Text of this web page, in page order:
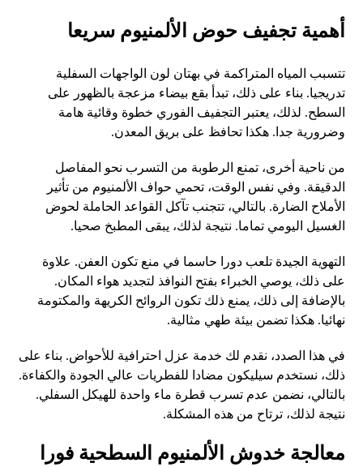
أهمية تجفيف حوض الألمنيوم سريعا
تتسبب المياه المتراكمة في بهتان لون الواجهات السفلية
تدريجيا. بناء على ذلك، تبدأ بقع بيضاء مزعجة بالظهور على
السطح. لذلك، يعتبر التجفيف الفوري خطوة وقائية هامة
وضرورية جدا. هكذا تحافظ على بريق المعدن.
من ناحية أخرى، تمنع الرطوبة من التسرب نحو المفاصل
الدقيقة. وفي نفس الوقت، تحمي حواف الألمنيوم من تأثير
الأملاح الضارة. بالتالي، تتجنب تآكل القواعد الحاملة لحوض
الغسيل اليومي تماما. نتيجة لذلك، يبقى المطبخ صحيا.
التهوية الجيدة تلعب دورا حاسما في منع تكون العفن. علاوة
على ذلك، يوصي الخبراء بفتح النوافذ لتجديد هواء المكان.
بالإضافة إلى ذلك، يمنع ذلك تكون الروائح الكريهة والمكتومة
نهائيا. هكذا تضمن بيئة طهي مثالية.
في هذا الصدد، نقدم لك خدمة عزل احترافية للأحواض. بناء على
ذلك، نستخدم سيليكون مضادا للفطريات عالي الجودة والكفاءة.
بالتالي، نضمن عدم تسرب قطرة ماء واحدة للهيكل السفلي.
نتيجة لذلك، ترتاح من هذه المشكلة.
معالجة خدوش الألمنيوم السطحية فورا